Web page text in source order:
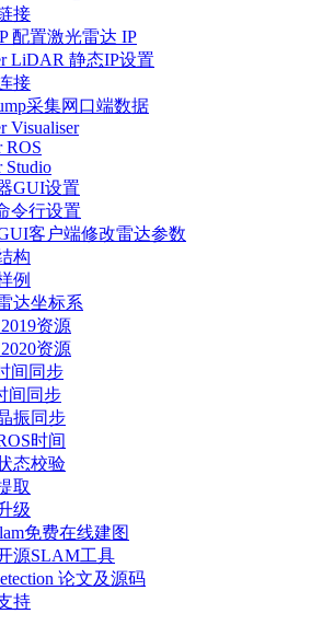
接
配置激光雷达 IP
LiDAR 静态IP设置
接
采集网口端数据
Visualiser
ROS
Studio
GUI设置
令行设置
客户端修改雷达参数
构
例
达坐标系
资源
资源
间同步
间同步
振同步
时间
态校验
取
级
免费在线建图
源SLAM工具
论文及源码
持